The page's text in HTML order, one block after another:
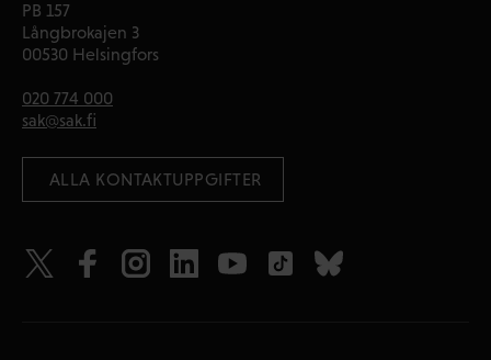
PB 157
Långbrokajen 3
00530 Helsingfors
020 774 000
sak@sak.fi
ALLA KONTAKTUPPGIFTER